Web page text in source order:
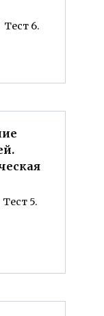
6.
5.